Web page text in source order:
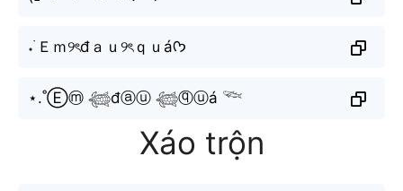
˖ ࣪Ｅｍ୨ৎđａｕ୨ৎｑｕáᡣ𐭩
⋆.˚Ⓔⓜ 𓆉đⓐⓤ 𓆉ⓠⓤá 𓆝
Xáo trộn